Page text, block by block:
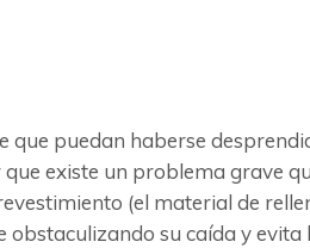
que puedan haberse
existe un problema grave
(el material de
su caída y